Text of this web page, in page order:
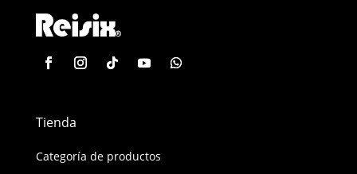
Tienda
Categoría de productos